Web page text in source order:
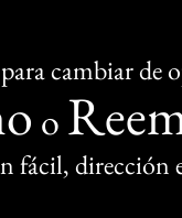
cambiar de
o
fácil, dirección